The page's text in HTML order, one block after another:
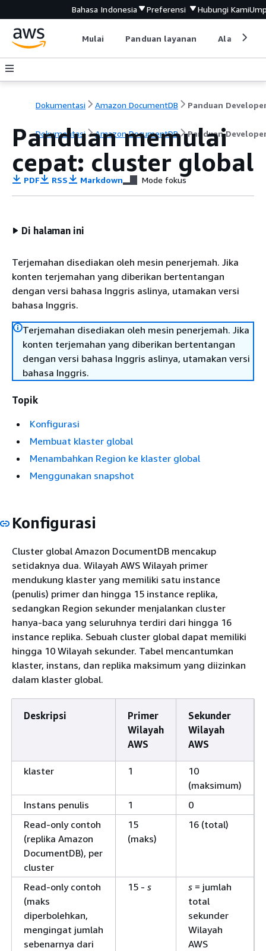
Bahasa Indonesia Preferensi Hubungi Kami
Mulai Panduan layanan Alat
Dokumentasi Amazon DocumentDB Panduan
Dokumentasi Amazon DocumentDB Panduan
Panduan memulai
cepat: cluster global
PDF RSS Markdown Mode fokus
Di halaman ini
Terjemahan disediakan oleh mesin penerjemah. Jika
konten terjemahan yang diberikan bertentangan
dengan versi bahasa Inggris aslinya, utamakan versi
bahasa Inggris.
Terjemahan disediakan oleh mesin penerjemah. Jika
konten terjemahan yang diberikan bertentangan
dengan versi bahasa Inggris aslinya, utamakan versi
bahasa Inggris.
Topik
Konfigurasi
Membuat klaster global
Menambahkan Region ke klaster global
Menggunakan snapshot
Konfigurasi
Cluster global Amazon DocumentDB mencakup
setidaknya dua. Wilayah AWS Wilayah primer
mendukung klaster yang memiliki satu instance
(penulis) primer dan hingga 15 instance replika,
sedangkan Region sekunder menjalankan cluster
hanya-baca yang seluruhnya terdiri dari hingga 16
instance replika. Sebuah cluster global dapat memiliki
hingga 10 Wilayah sekunder. Tabel mencantumkan
klaster, instans, dan replika maksimum yang diizinkan
dalam klaster global.
Deskripsi
Primer
Wilayah
AWS
Sekunder
Wilayah
AWS
klaster 1
10
(maksimum)
Instans penulis
1
0
Read-only contoh
(replika Amazon
DocumentDB), per
cluster
15
(maks)
16 (total)
Read-only contoh
(maks
diperbolehkan,
mengingat jumlah
sebenarnya dari
15 - s s = jumlah
total
sekunder
Wilayah
AWS